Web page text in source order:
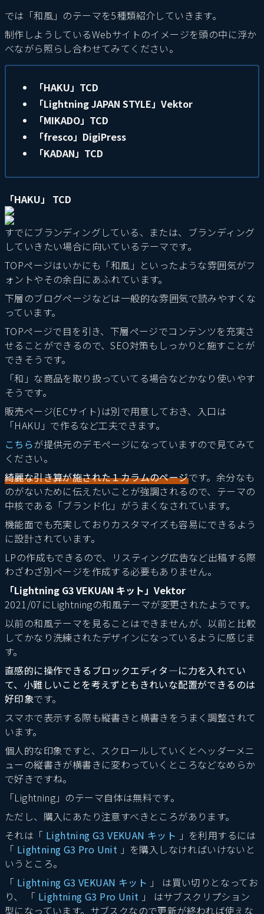
では「和風」のテーマを5種類紹介していきます。
制作しようしているWebサイトのイメージを頭の中に浮か
べながら照らし合わせてみてください。
「HAKU」TCD
「Lightning JAPAN STYLE」Vektor
「MIKADO」TCD
「fresco」DigiPress
「KADAN」TCD
「HAKU」 TCD
すでにブランディングしている、または、ブランディング
していきたい場合に向いているテーマです。
TOPページはいかにも「和風」といったような雰囲気がフ
ォントやその余白にあふれています。
下層のブログページなどは一般的な雰囲気で読みやすくな
っています。
TOPページで目を引き、下層ページでコンテンツを充実さ
せることができるので、SEO対策もしっかりと施すことが
できそうです。
「和」な商品を取り扱っていてる場合などかなり使いやす
そうです。
販売ページ(ECサイト)は別で用意しておき、入口は
「HAKU」で作るなど工夫できます。
こちらが提供元のデモページになっていますので見てみて
ください。
綺麗な引き算が施された１カラムのページです。余分なも
のがないために伝えたいことが強調されるので、テーマの
中核である「ブランド化」がうまくなされています。
機能面でも充実しておりカスタマイズも容易にできるよう
に設計されています。
LPの作成もできるので、リスティング広告など出稿する際
わざわざ別ページを作成する必要もありません。
「Lightning G3 VEKUAN キット」Vektor
2021/07にLightningの和風テーマが変更されたようです。
以前の和風テーマを見ることはできませんが、以前と比較
してかなり洗練されたデザインになっているように感じま
す。
直感的に操作できるブロックエディタ―に力を入れてい
て、小難しいことを考えずともきれいな配置ができるのは
好印象です。
スマホで表示する際も縦書きと横書きをうまく調整されて
います。
個人的な印象ですと、スクロールしていくとヘッダーメニ
ューの縦書きが横書きに変わっていくところなどなめらか
で好きですね。
「Lightning」のテーマ自体は無料です。
ただし、購入にあたり注意すべきところがあります。
それは「 Lightning G3 VEKUAN キット 」を利用するには
「 Lightning G3 Pro Unit 」を購入しなければいけないと
いうところ。
「 Lightning G3 VEKUAN キット 」 は買い切りとなってお
り、 「 Lightning G3 Pro Unit 」 はサブスクリプション
型になっています。サブスクなので更新が終われば使えな